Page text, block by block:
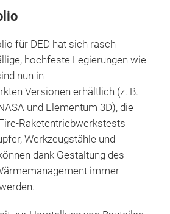
für DED hat sich rasch
hochfeste Legierungen wie
nun in
Versionen erhältlich (z. B.
und Elementum 3D), die
Raketentriebwerkstests
Werkzeugstähle und
dank Gestaltung des
immer